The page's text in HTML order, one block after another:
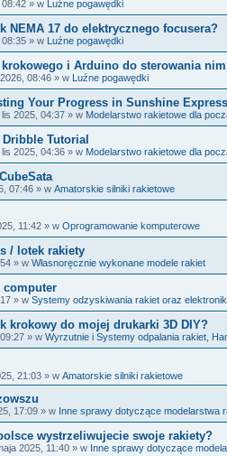
» w Luźne pogawędki
NEMA 17 do elektrycznego focusera?
» w Luźne pogawędki
i Arduino do sterowania
08:46 » w Luźne pogawędki
Your Progress in Sunshine Express
lis 2025, 04:37 » w Modelarstwo rakietowe dla
Tutorial
lis 2025, 04:36 » w Modelarstwo rakietowe dla
07:46 » w Amatorskie silniki rakietowe
11:42 » w Oprogramowanie komputerowe
/ lotek rakiety
» w Własnoręcznie wykonane modele rakiet
computer
» w Systemy odzyskiwania rakiet oraz
krokowy do mojej drukarki 3D DIY?
» w Wyrzutnie i Systemy odpalania rakiet,
21:03 » w Amatorskie silniki rakietowe
17:09 » w Inne sprawy dotyczące modelarstwa
wystrzeliwujecie swoje rakiety?
2025, 11:40 » w Inne sprawy dotyczące